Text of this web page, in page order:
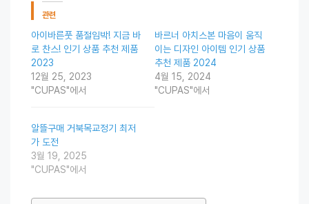
관련
아이바른풋 품절임박! 지금 바
로 찬스! 인기 상품 추천 제품
2023
12월 25, 2023
"CUPAS"에서
바르너 아치스본 마음이 움직
이는 디자인 아이템 인기 상품
추천 제품 2024
4월 15, 2024
"CUPAS"에서
알뜰구매 거북목교정기 최저
가 도전
3월 19, 2025
"CUPAS"에서